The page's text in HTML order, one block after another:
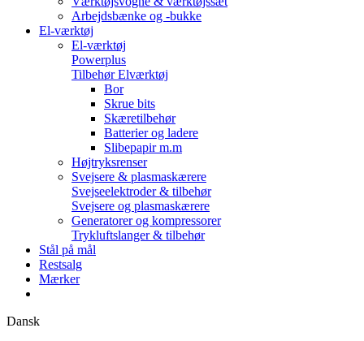
Arbejdsbænke og -bukke
El-værktøj
El-værktøj
Powerplus
Tilbehør Elværktøj
Bor
Skrue bits
Skæretilbehør
Batterier og ladere
Slibepapir m.m
Højtryksrenser
Svejsere & plasmaskærere
Svejseelektroder & tilbehør
Svejsere og plasmaskærere
Generatorer og kompressorer
Trykluftslanger & tilbehør
Stål på mål
Restsalg
Mærker
Dansk